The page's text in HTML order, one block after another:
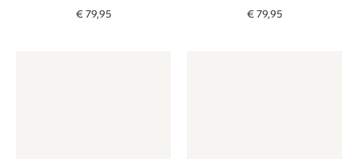
€79,95 €79,95